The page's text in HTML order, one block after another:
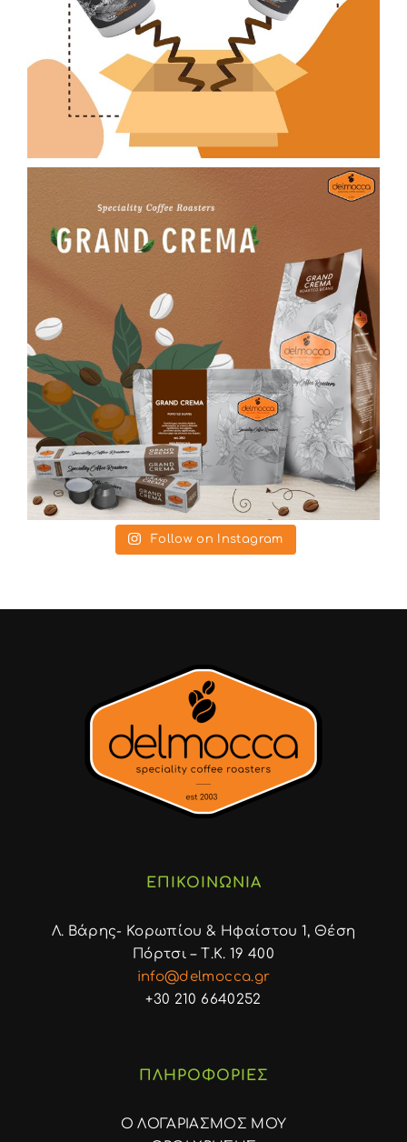
Follow on Instagram
ΕΠΙΚΟΙΝΩΝΙΑ
Λ. Βάρης- Κορωπίου & Ηφαίστου 1, Θέση
Πόρτσι – Τ.Κ. 19 400
info@delmocca.gr
+30 210 6640252
ΠΛΗΡΟΦΟΡΙΕΣ
Ο ΛΟΓΑΡΙΑΣΜΟΣ ΜΟΥ